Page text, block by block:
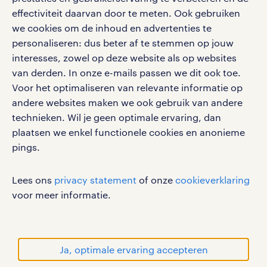
effectiviteit daarvan door te meten. Ook gebruiken
we cookies om de inhoud en advertenties te
personaliseren: dus beter af te stemmen op jouw
interesses, zowel op deze website als op websites
van derden. In onze e-mails passen we dit ook toe.
Voor het optimaliseren van relevante informatie op
andere websites maken we ook gebruik van andere
technieken. Wil je geen optimale ervaring, dan
plaatsen we enkel functionele cookies en anonieme
pings.
Lees ons privacy statement of onze cookieverklaring
voor meer informatie.
Ja, optimale ervaring accepteren
apple app store
google play store
social media
Volg ons voor de leukste content omtrent
vacatures, solliciteren en inspiratie.
werken bij randstad